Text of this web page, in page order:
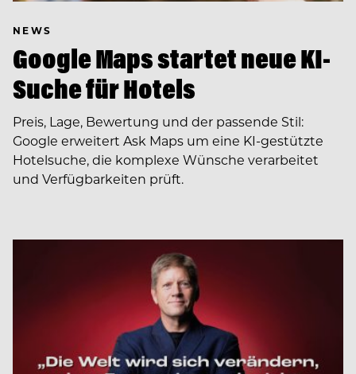
NEWS
Google Maps startet neue KI-
Suche für Hotels
Preis, Lage, Bewertung und der passende Stil:
Google erweitert Ask Maps um eine KI-gestützte
Hotelsuche, die komplexe Wünsche verarbeitet
und Verfügbarkeiten prüft.